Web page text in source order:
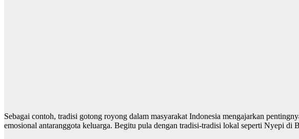
Sebagai contoh, tradisi gotong royong dalam masyarakat Indonesia mengajarkan
emosional antaranggota keluarga. Begitu pula dengan tradisi-tradisi lokal seperti Nyepi